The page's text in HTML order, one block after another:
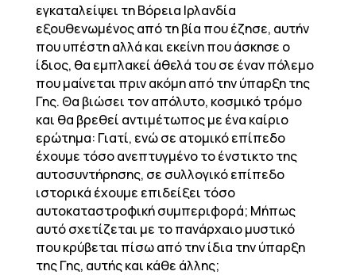
εγκαταλείψει τη Βόρεια Ιρλανδία
εξουθενωμένος από τη βία που έζησε, αυτήν
που υπέστη αλλά και εκείνη που άσκησε ο
ίδιος, θα εμπλακεί άθελά του σε έναν πόλεμο
που μαίνεται πριν ακόμη από την ύπαρξη της
Γης. Θα βιώσει τον απόλυτο, κοσμικό τρόμο
και θα βρεθεί αντιμέτωπος με ένα καίριο
ερώτημα: Γιατί, ενώ σε ατομικό επίπεδο
έχουμε τόσο ανεπτυγμένο το ένστικτο της
αυτοσυντήρησης, σε συλλογικό επίπεδο
ιστορικά έχουμε επιδείξει τόσο
αυτοκαταστροφική συμπεριφορά; Μήπως
αυτό σχετίζεται με το πανάρχαιο μυστικό
που κρύβεται πίσω από την ίδια την ύπαρξη
της Γης, αυτής και κάθε άλλης;